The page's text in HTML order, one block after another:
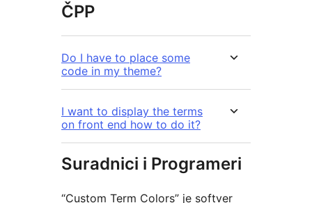
ČPP
Do I have to place some
code in my theme?
I want to display the terms
on front end how to do it?
Suradnici i Programeri
“Custom Term Colors” je softver